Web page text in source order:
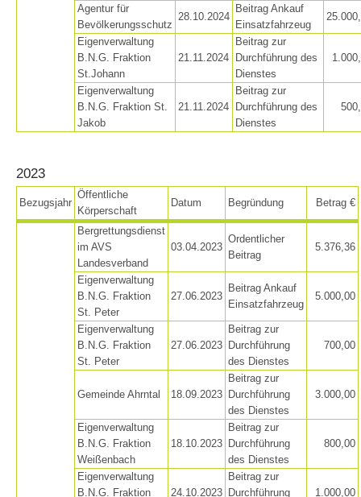
Rescue operations
Agentur für
Bevölkerungsschutz
28.10.2024
Beitrag Ankauf
Einsatzfahrzeug
Eigenverwaltung
B.N.G. Fraktion
St.Johann
21.11.2024
Beitrag zur
Durchführung des
Dienstes
Eigenverwaltung
B.N.G. Fraktion St.
Jakob
21.11.2024
Beitrag zur
Durchführung des
Dienstes
2023
Bezugsjahr
Öffentliche
Körperschaft
Datum Begründung Betrag €
Bergrettungsdienst
im AVS
Landesverband
03.04.2023
Ordentlicher
Beitrag
5.376,36
Eigenverwaltung
B.N.G. Fraktion
St. Peter
27.06.2023
Beitrag Ankauf
Einsatzfahrzeug
5.000,00
Eigenverwaltung
B.N.G. Fraktion
St. Peter
27.06.2023
Beitrag zur
Durchführung
des Dienstes
700,00
Gemeinde Ahrntal 18.09.2023
Beitrag zur
Durchführung
des Dienstes
3.000,00
Eigenverwaltung
B.N.G. Fraktion
Weißenbach
18.10.2023
Beitrag zur
Durchführung
des Dienstes
800,00
Eigenverwaltung
B.N.G. Fraktion
24.10.2023
Beitrag zur
Durchführung
1.000,00